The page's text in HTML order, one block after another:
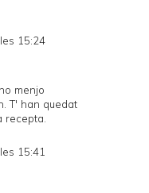
15:24
menjo
T' han quedat
recepta.
15:41